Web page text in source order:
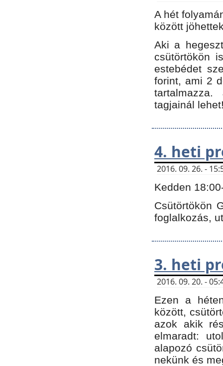
A hét
között
Aki a
csütörtökön
estebédet
forint, ami 2
tartalmazza.
tagjainál
4. heti
2016. 09. 26. -
Kedden
Csütörtökön
foglalkozás,
3. heti
2016. 09. 20. -
Ezen a
között,
azok akik
elmaradt:
alapozó
nekünk és